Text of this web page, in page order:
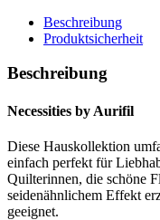
Beschreibung
Produktsicherheit
Beschreibung
Necessities by Aurifil
Diese Hauskollektion
einfach perfekt für
Quilterinnen, die schöne
seidenähnlichem Effekt
geeignet.